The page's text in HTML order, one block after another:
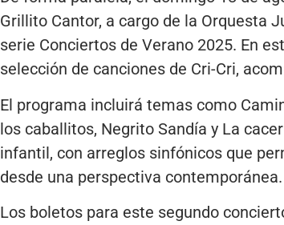
Grillito Cantor, a cargo de la Orquesta
serie Conciertos de Verano 2025. En
selección de canciones de Cri-Cri,
El programa incluirá temas como
los caballitos, Negrito Sandía y La
infantil, con arreglos sinfónicos que
desde una perspectiva contemporánea.
Los boletos para este segundo